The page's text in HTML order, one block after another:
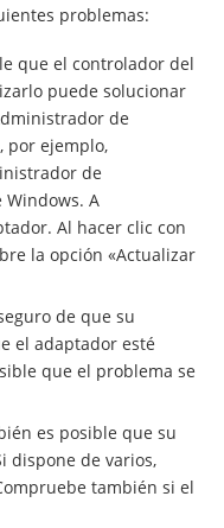
problemas:
que el controlador del
puede solucionar
de
por ejemplo,
de
A
Al hacer clic con
la opción «Actualizar
de que su
el adaptador esté
que el problema se
es posible que su
dispone de varios,
también si el